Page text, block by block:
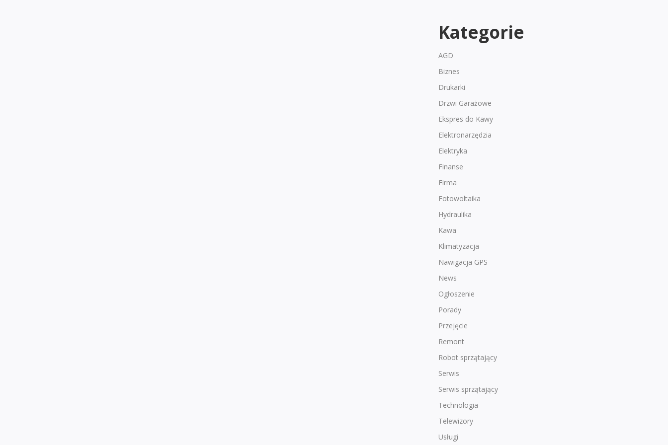
Kategorie
AGD
Biznes
Drukarki
Drzwi Garażowe
Ekspres do Kawy
Elektronarzędzia
Elektryka
Finanse
Firma
Fotowoltaika
Hydraulika
Kawa
Klimatyzacja
Nawigacja GPS
News
Ogłoszenie
Porady
Przejęcie
Remont
Robot sprzątający
Serwis
Serwis sprzątający
Technologia
Telewizory
Usługi